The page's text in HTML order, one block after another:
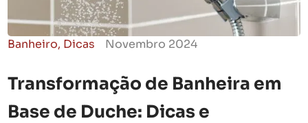
Banheiro, Dicas Novembro 2024
Transformação de Banheira em
Base de Duche: Dicas e